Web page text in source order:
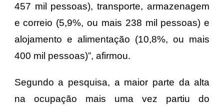
457 mil pessoas), transporte, armazenagem
e correio (5,9%, ou mais 238 mil pessoas) e
alojamento e alimentação (10,8%, ou mais
400 mil pessoas)”, afirmou.
Segundo a pesquisa, a maior parte da alta
na ocupação mais uma vez partiu do